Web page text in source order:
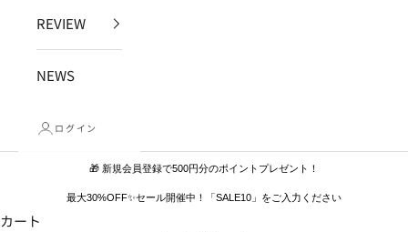
REVIEW
NEWS
ログイン
🎁 新規会員登録で500円分のポイントプレゼント！
最大30%OFF✨セール開催中！「SALE10」をご入力ください
カート